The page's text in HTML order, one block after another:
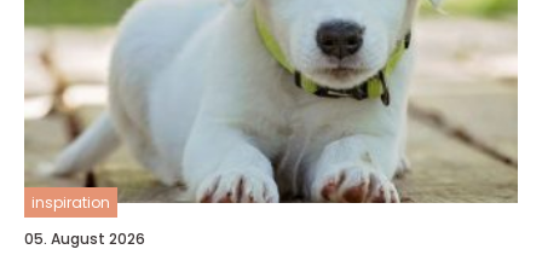
inspiration
05. August 2026